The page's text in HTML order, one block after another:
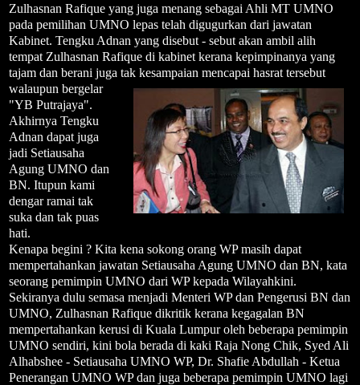
Zulhasnan Rafique yang juga menang sebagai Ahli MT UMNO
pada pemilihan UMNO lepas telah digugurkan dari jawatan
Kabinet. Tengku Adnan yang disebut - sebut akan ambil alih
tempat Zulhasnan Rafique di kabinet kerana kepimpinanya yang
tajam dan berani juga tak kesampaian mencapai hasrat tersebut
walaupun bergelar
"YB Putrajaya".
Akhirnya Tengku
Adnan dapat juga
jadi Setiausaha
Agung UMNO dan
BN. Itupun kami
dengar ramai tak
suka dan tak puas
hati.
Kenapa begini ? Kita kena sokong orang WP masih dapat
mempertahankan jawatan Setiausaha Agung UMNO dan BN, kata
seorang pemimpin UMNO dari WP kepada Wilayahkini.
Sekiranya dulu semasa menjadi Menteri WP dan Pengerusi BN dan
UMNO, Zulhasnan Rafique dikritik kerana kegagalan BN
mempertahankan kerusi di Kuala Lumpur oleh beberapa pemimpin
UMNO sendiri, kini bola berada di kaki Raja Nong Chik, Syed Ali
Alhabshee - Setiausaha UMNO WP, Dr. Shafie Abdullah - Ketua
Penerangan UMNO WP dan juga beberapa pemimpin UMNO lagi